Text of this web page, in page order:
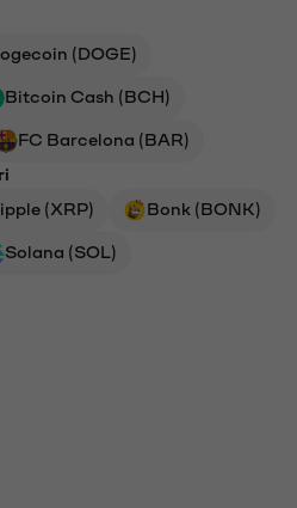
(DOGE)
Bitcoin Cash (BCH)
FC Barcelona (BAR)
(XRP) Bonk (BONK)
Solana (SOL)